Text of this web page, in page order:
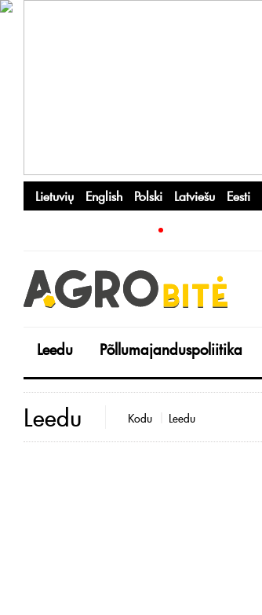
Lietuvių English Polski Latviešu Eesti
Leedu Põllumajanduspoliitika
Leedu Kodu Leedu